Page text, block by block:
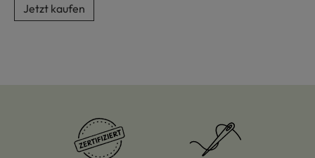
Jetzt kaufen